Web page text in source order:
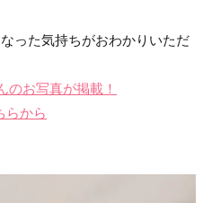
った気持ちがおわかりいただ
のお写真が掲載！
らから